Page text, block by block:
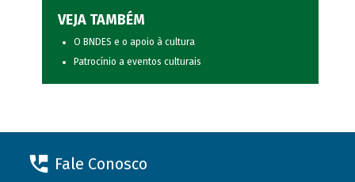
VEJA TAMBÉM
O BNDES e o apoio à cultura
Patrocínio a eventos culturais
Fale Conosco